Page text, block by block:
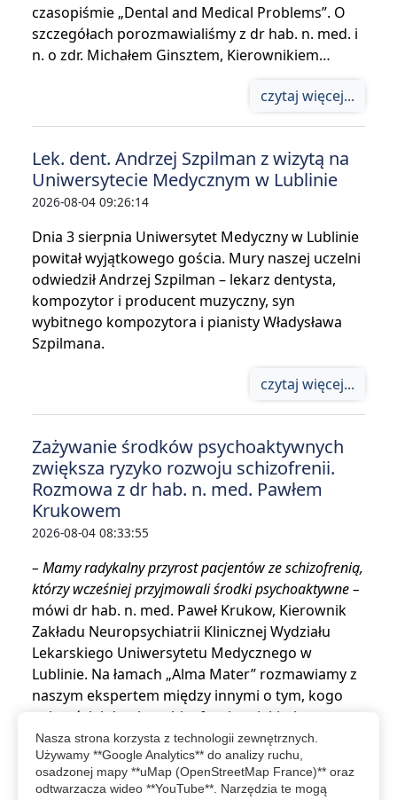
czasopiśmie „Dental and Medical Problems”. O
szczegółach porozmawialiśmy z dr hab. n. med. i
n. o zdr. Michałem Ginsztem, Kierownikiem…
czytaj więcej...
Lek. dent. Andrzej Szpilman z wizytą na
Uniwersytecie Medycznym w Lublinie
2026-08-04 09:26:14
Dnia 3 sierpnia Uniwersytet Medyczny w Lublinie
powitał wyjątkowego gościa. Mury naszej uczelni
odwiedził Andrzej Szpilman – lekarz dentysta,
kompozytor i producent muzyczny, syn
wybitnego kompozytora i pianisty Władysława
Szpilmana.
czytaj więcej...
Zażywanie środków psychoaktywnych
zwiększa ryzyko rozwoju schizofrenii.
Rozmowa z dr hab. n. med. Pawłem
Krukowem
2026-08-04 08:33:55
– Mamy radykalny przyrost pacjentów ze schizofrenią,
którzy wcześniej przyjmowali środki psychoaktywne –
mówi dr hab. n. med. Paweł Krukow, Kierownik
Zakładu Neuropsychiatrii Klinicznej Wydziału
Lekarskiego Uniwersytetu Medycznego w
Lublinie. Na łamach „Alma Mater” rozmawiamy z
naszym ekspertem między innymi o tym, kogo
najczęściej dotyka schizofrenia, z jakimi
wyzwaniami w codzienności mierzą się osoby na
nią chorujące oraz o alarmujących…
Nasza strona korzysta z technologii zewnętrznych.
Używamy **Google Analytics** do analizy ruchu,
osadzonej mapy **uMap (OpenStreetMap France)** oraz
odtwarzacza wideo **YouTube**. Narzędzia te mogą